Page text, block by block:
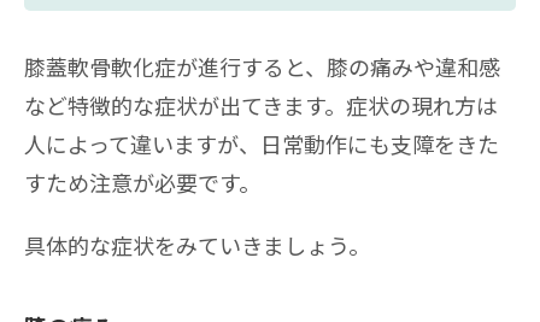
膝蓋軟骨軟化症が進行すると、膝の痛みや違和感
など特徴的な症状が出てきます。症状の現れ方は
人によって違いますが、日常動作にも支障をきた
すため注意が必要です。
具体的な症状をみていきましょう。